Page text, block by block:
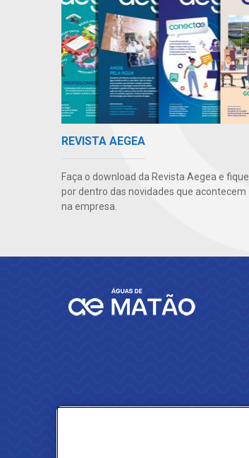
REVISTA AEGEA
Faça o download da Revista Aegea e fique
por dentro das novidades que acontecem
na empresa.